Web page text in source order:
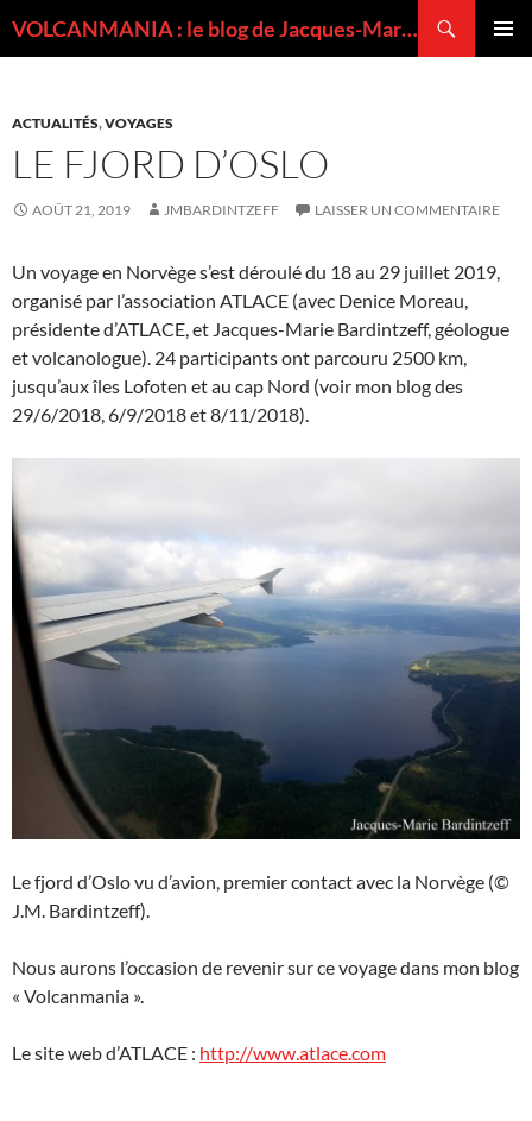
VOLCANMANIA : le blog de Jacques-Marie BARDINTZEFF, volcanologue
ACTUALITÉS,VOYAGES
LE FJORD D’OSLO
AOÛT 21, 2019 JMBARDINTZEFF LAISSER UN COMMENTAIRE
Un voyage en Norvège s’est déroulé du 18 au 29 juillet 2019,
organisé par l’association ATLACE (avec Denice Moreau,
présidente d’ATLACE, et Jacques-Marie Bardintzeff, géologue
et volcanologue). 24 participants ont parcouru 2500 km,
jusqu’aux îles Lofoten et au cap Nord (voir mon blog des
29/6/2018, 6/9/2018 et 8/11/2018).
Le fjord d’Oslo vu d’avion, premier contact avec la Norvège (©
J.M. Bardintzeff).
Nous aurons l’occasion de revenir sur ce voyage dans mon blog
« Volcanmania ».
Le site web d’ATLACE : http://www.atlace.com